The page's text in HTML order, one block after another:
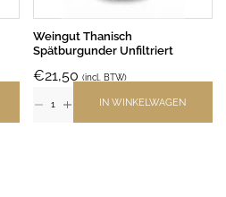
Weingut Thanisch
Spätburgunder Unfiltriert
€21,50 (incl. BTW)
IN WINKELWAGEN